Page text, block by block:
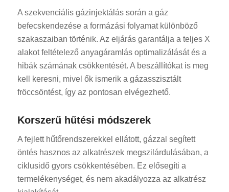
A szekvenciális gázinjektálás során a gáz
befecskendezése a formázási folyamat különböző
szakaszaiban történik. Az eljárás garantálja a teljes X
alakot feltételező anyagáramlás optimalizálását és a
hibák számának csökkentését. A beszállítókat is meg
kell keresni, mivel ők ismerik a gázasszisztált
fröccsöntést, így az pontosan elvégezhető.
Korszerű hűtési módszerek
A fejlett hűtőrendszerekkel ellátott, gázzal segített
öntés hasznos az alkatrészek megszilárdulásában, a
ciklusidő gyors csökkentésében. Ez elősegíti a
termelékenységet, és nem akadályozza az alkatrész